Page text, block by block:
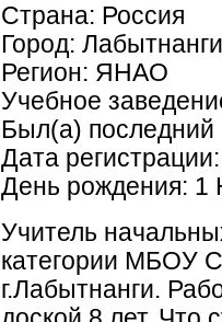
Страна: Россия
Город: Лабытнанги
Регион: ЯНАО
Учебное
Был(а) последний
Дата
День рождения: 1
Учитель
категории
г.Лабытнанги.